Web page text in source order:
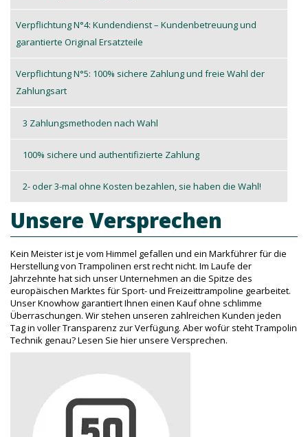
Verpflichtung N°4: Kundendienst – Kundenbetreuung und
garantierte Original Ersatzteile
Verpflichtung N°5: 100% sichere Zahlung und freie Wahl der
Zahlungsart
3 Zahlungsmethoden nach Wahl
100% sichere und authentifizierte Zahlung
2- oder 3-mal ohne Kosten bezahlen, sie haben die Wahl!
Unsere Versprechen
Kein Meister ist je vom Himmel gefallen und ein Markführer für die
Herstellung von Trampolinen erst recht nicht. Im Laufe der
Jahrzehnte hat sich unser Unternehmen an die Spitze des
europäischen Marktes für Sport- und Freizeittrampoline gearbeitet.
Unser Knowhow garantiert Ihnen einen Kauf ohne schlimme
Überraschungen. Wir stehen unseren zahlreichen Kunden jeden
Tag in voller Transparenz zur Verfügung. Aber wofür steht Trampolin
Technik genau? Lesen Sie hier unsere Versprechen.